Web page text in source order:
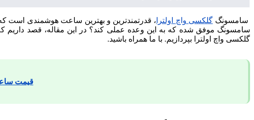
سامسونگ گلکسی واچ اولترا ، قدرتمندترین و بهترین ساعت هوشمندی است
سامسونگ موفق شده که به این وعده عملی کند؟ در این مقاله، قصد
گلکسی واچ اولترا بپردازیم. با ما همراه باشید.
قیمت